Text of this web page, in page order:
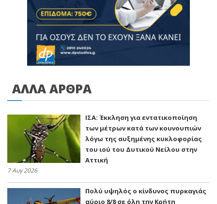
ΑΛΛΑ ΑΡΘΡΑ
ΙΣΑ: Έκκληση για εντατικοποίηση
των μέτρων κατά των κουνουπιών
λόγω της αυξημένης κυκλοφορίας
του ιού του Δυτικού Νείλου στην
Αττική
7 Αυγ 2026
Πολύ υψηλός ο κίνδυνος πυρκαγιάς
αύριο 8/8 σε όλη την Κρήτη